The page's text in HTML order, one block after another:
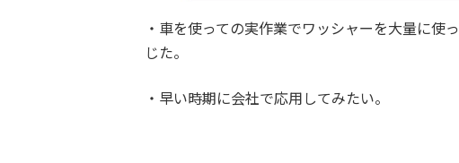
・車を使っての実作業でワッシャーを大量に使
じた。
・早い時期に会社で応用してみたい。